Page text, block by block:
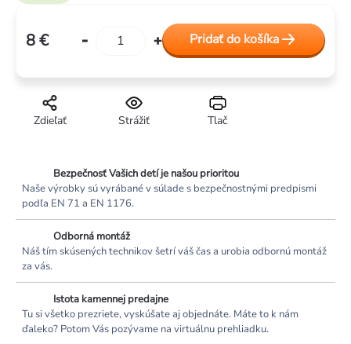
Tlač
Strážiť
Zdieľať
8 €
Jednotková
Pridať do košíka
Bezpečnosť Vašich detí je našou prioritou
Naše výrobky sú vyrábané v súlade s bezpečnostnými predpismi
podľa EN 71 a EN 1176.
Odborná montáž
Náš tím skúsených technikov šetrí váš čas a urobia odbornú montáž
za vás.
Istota kamennej predajne
Tu si všetko prezriete, vyskúšate aj objednáte. Máte to k nám
ďaleko? Potom Vás pozývame na virtuálnu prehliadku.